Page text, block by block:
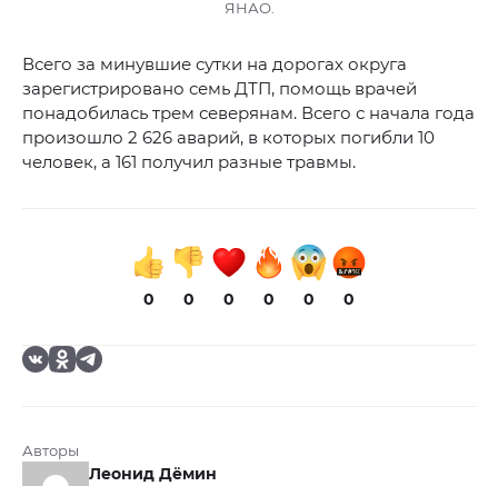
ЯНАО.
Всего за минувшие сутки на дорогах округа
зарегистрировано семь ДТП, помощь врачей
понадобилась трем северянам. Всего с начала года
произошло 2 626 аварий, в которых погибли 10
человек, а 161 получил разные травмы.
0 0 0 0 0 0
Авторы
Леонид Дёмин